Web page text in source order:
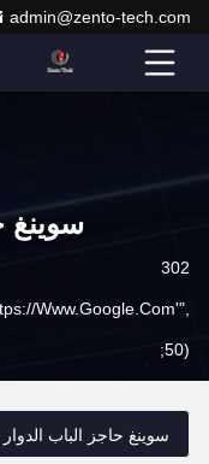
admin@zento-tech.com
سوينغ
302
www.google.com'",
50);
سوينغ حاجز الباب الدوار